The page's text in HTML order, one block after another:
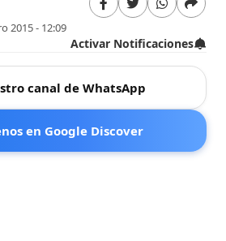
2015 - 12:09
Activar Notificaciones
canal de WhatsApp
en Google Discover